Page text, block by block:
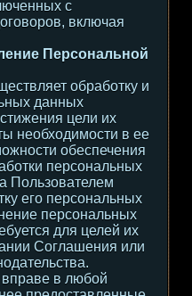
с
включая
Персональной
обработку и
данных
цели их
необходимости в ее
обеспечения
персональных
Пользователем
его персональных
персональных
для целей их
Соглашения или
вправе в любой